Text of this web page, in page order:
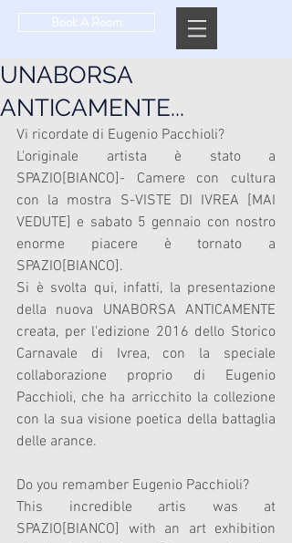
Book A Room
UNABORSA
ANTICAMENTE...
Vi ricordate di Eugenio Pacchioli?
L'originale artista è stato a
SPAZIO[BIANCO]- Camere con cultura
con la mostra S-VISTE DI IVREA [MAI
VEDUTE] e sabato 5 gennaio con nostro
enorme piacere è tornato a
SPAZIO[BIANCO].
Si è svolta qui, infatti, la presentazione
della nuova UNABORSA ANTICAMENTE
creata, per l'edizione 2016 dello Storico
Carnavale di Ivrea, con la speciale
collaborazione proprio di Eugenio
Pacchioli, che ha arricchito la collezione
con la sua visione poetica della battaglia
delle arance.
Do you remamber Eugenio Pacchioli?
This incredible artis was at
SPAZIO[BIANCO] with an art exhibition